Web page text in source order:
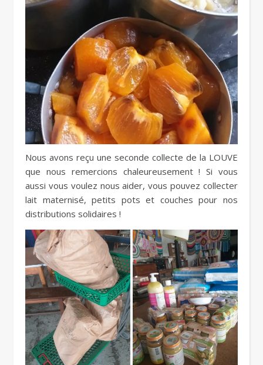
Nous avons reçu une seconde collecte de la LOUVE
que nous remercions chaleureusement ! Si vous
aussi vous voulez nous aider, vous pouvez collecter
lait maternisé, petits pots et couches pour nos
distributions solidaires !